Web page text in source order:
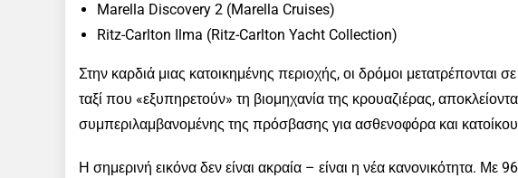
Marella Discovery 2 (Marella Cruises)
Ritz-Carlton Ilma (Ritz-Carlton Yacht Collection)
Στην καρδιά μιας κατοικημένης περιοχής, οι δρόμοι μετατρέπονται
ταξί που «εξυπηρετούν» τη βιομηχανία της κρουαζιέρας,
συμπεριλαμβανομένης της πρόσβασης για ασθενοφόρα και
Η σημερινή εικόνα δεν είναι ακραία – είναι η νέα κανονικότητα. Με